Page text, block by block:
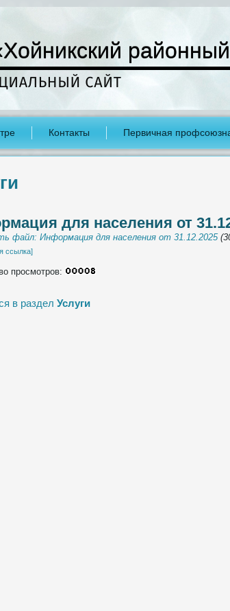
Контакты Первичная
для населения от
файл: Информация для населения от 31.12.2025
ссылка]
просмотров:
в раздел Услуги